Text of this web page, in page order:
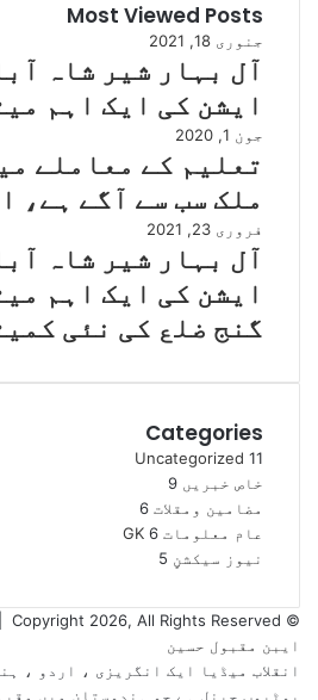
Most Viewed Posts
جنوری 18, 2021
آل بہار شیر شاہ
ایشن کی ایک اہم
جون 1, 2020
تعلیم کے معاملے
ملک سب سے آگے ہے،
فروری 23, 2021
آل بہار شیر شاہ
ایشن کی ایک اہم
گنج ضلع کی نئی
Categories
Uncategorized 11
خاص خبریں 9
مضامین ومقلات 6
عام معلومات
GK 6
نیوز سیکشنٍ 5
© Copyright 2026, All Rights Reserved |
ایبن مقبول حسین
انقلاب میڈیا ایک انگریزی ، اردو ،
یوٹیوب چینل ہے جو ہندوستان میں